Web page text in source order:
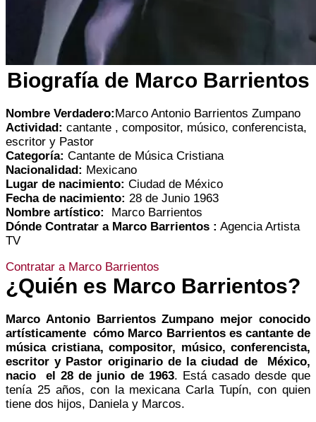
Biografía de Marco Barrientos
Nombre Verdadero:Marco Antonio Barrientos Zumpano
Actividad: cantante , compositor, músico, conferencista,
escritor y Pastor
Categoría: Cantante de Música Cristiana
Nacionalidad: Mexicano
Lugar de nacimiento: Ciudad de México
Fecha de nacimiento: 28 de Junio 1963
Nombre artístico:
Marco Barrientos
Dónde Contratar a Marco Barrientos : Agencia Artista
TV
Contratar a Marco Barrientos
¿Quién es Marco Barrientos?
Marco Antonio Barrientos Zumpano mejor conocido
artísticamente cómo Marco Barrientos es cantante de
música cristiana, compositor, músico, conferencista,
escritor y Pastor originario de la ciudad de México,
nacio el 28 de junio de 1963. Está casado desde que
tenía 25 años, con la mexicana Carla Tupín, con quien
tiene dos hijos, Daniela y Marcos.